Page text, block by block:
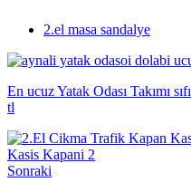
2.el masa sandalye
En ucuz Yatak Odası Takımı
tl
Sonraki